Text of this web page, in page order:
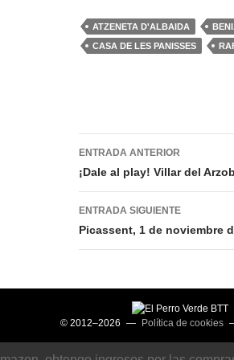
ATZENETA D'ALBAIDA
CASA DE LES PANISSES
Navegación
de
entradas
ENTRADA ANTERIOR
¡Dale al play! Villar del
ENTRADA SIGUIENTE
Picassent, 1 de noviembre
© 2012–2026 — Política de cookies